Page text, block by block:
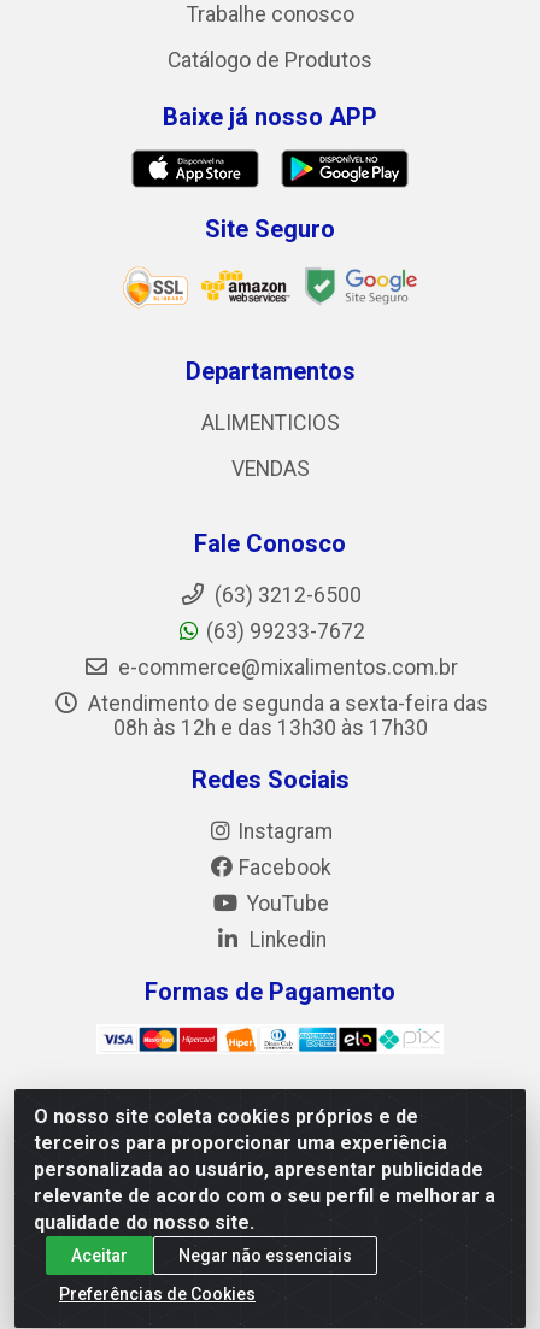
O nosso site coleta cookies próprios e de
terceiros para proporcionar uma experiência
personalizada ao usuário, apresentar publicidade
relevante de acordo com o seu perfil e melhorar a
qualidade do nosso site.
Aceitar
Negar não essenciais
Preferências de Cookies
Trabalhe conosco
Catálogo de Produtos
Baixe já nosso APP
Site Seguro
Departamentos
ALIMENTICIOS
VENDAS
Fale Conosco
(63) 3212-6500
(63) 99233-7672
e-commerce@mixalimentos.com.br
Atendimento de segunda a sexta-feira das
08h às 12h e das 13h30 às 17h30
Redes Sociais
Instagram
Facebook
YouTube
Linkedin
Formas de Pagamento
Mix Alimentos LTDA - Quadra Asr Ne 55 (412 Norte),
Alameda 02, S/N - Plano Diretor Norte, Palmas/TO - CEP
77.006-540 - CNPJ 05.922.500/0001-02